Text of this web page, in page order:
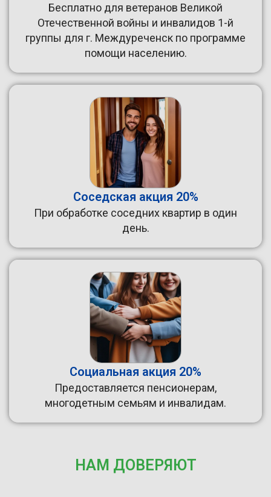
Бесплатно для ветеранов Великой
Отечественной войны и инвалидов 1-й
группы для г. Междуреченск по программе
помощи населению.
Соседская акция 20%
При обработке соседних квартир в один
день.
Социальная акция 20%
Предоставляется пенсионерам,
многодетным семьям и инвалидам.
НАМ ДОВЕРЯЮТ